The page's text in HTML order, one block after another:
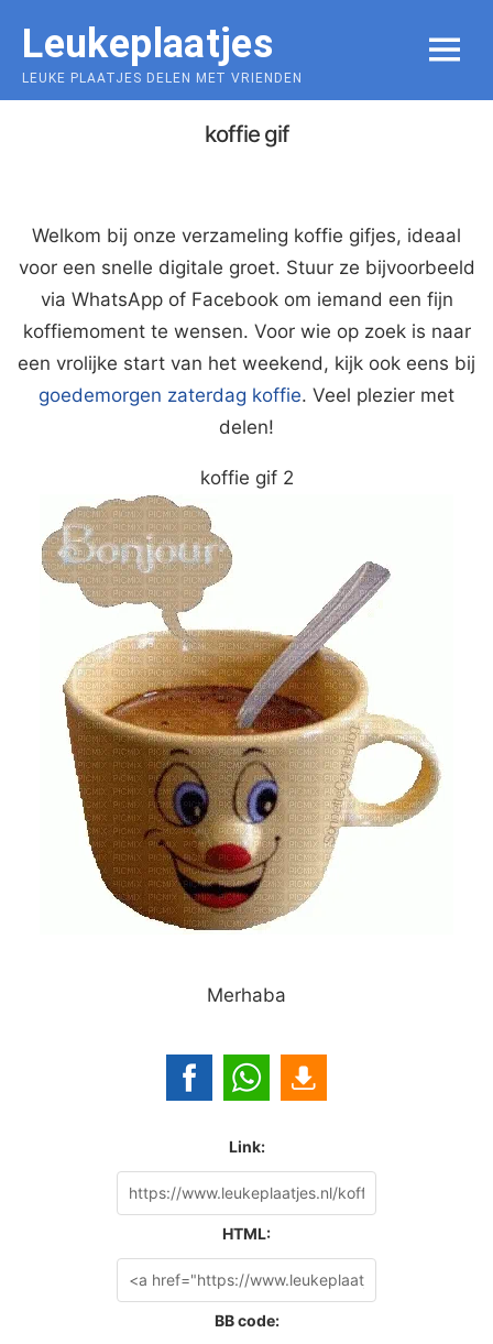
content
Leukeplaatjes
LEUKE PLAATJES DELEN MET VRIENDEN
MENU
koffie gif
Welkom bij onze verzameling koffie gifjes, ideaal
voor een snelle digitale groet. Stuur ze bijvoorbeeld
via WhatsApp of Facebook om iemand een fijn
koffiemoment te wensen. Voor wie op zoek is naar
een vrolijke start van het weekend, kijk ook eens bij
goedemorgen zaterdag koffie. Veel plezier met
delen!
koffie gif 2
Merhaba
Link:
HTML:
BB code: